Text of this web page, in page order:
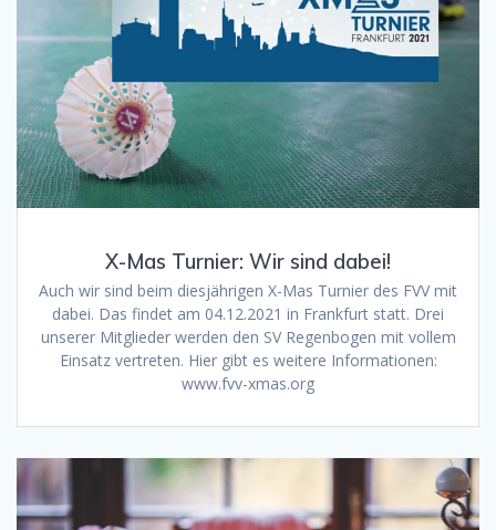
X-Mas Turnier: Wir sind dabei!
Auch wir sind beim diesjährigen X-Mas Turnier des FVV mit
dabei. Das findet am 04.12.2021 in Frankfurt statt. Drei
unserer Mitglieder werden den SV Regenbogen mit vollem
Einsatz vertreten. Hier gibt es weitere Informationen:
www.fvv-xmas.org